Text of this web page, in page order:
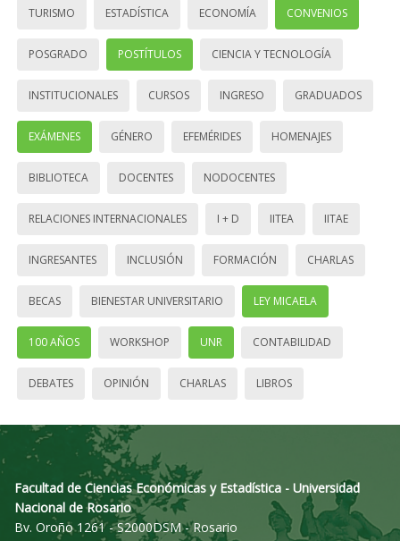
TURISMO ESTADÍSTICA ECONOMÍA CONVENIOS
POSGRADO POSTÍTULOS CIENCIA Y TECNOLOGÍA
INSTITUCIONALES CURSOS INGRESO GRADUADOS
EXÁMENES GÉNERO EFEMÉRIDES HOMENAJES
BIBLIOTECA DOCENTES NODOCENTES
RELACIONES INTERNACIONALES I + D IITEA IITAE
INGRESANTES INCLUSIÓN FORMACIÓN CHARLAS
BECAS BIENESTAR UNIVERSITARIO LEY MICAELA
100 AÑOS WORKSHOP UNR CONTABILIDAD
DEBATES OPINIÓN CHARLAS LIBROS
Facultad de Ciencias Económicas y Estadística - Universidad
Nacional de Rosario
Bv. Oroño 1261 - S2000DSM - Rosario